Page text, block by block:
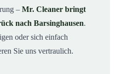
– Mr. Cleaner bringt
nach Barsinghausen.
oder sich einfach
Sie uns vertraulich.